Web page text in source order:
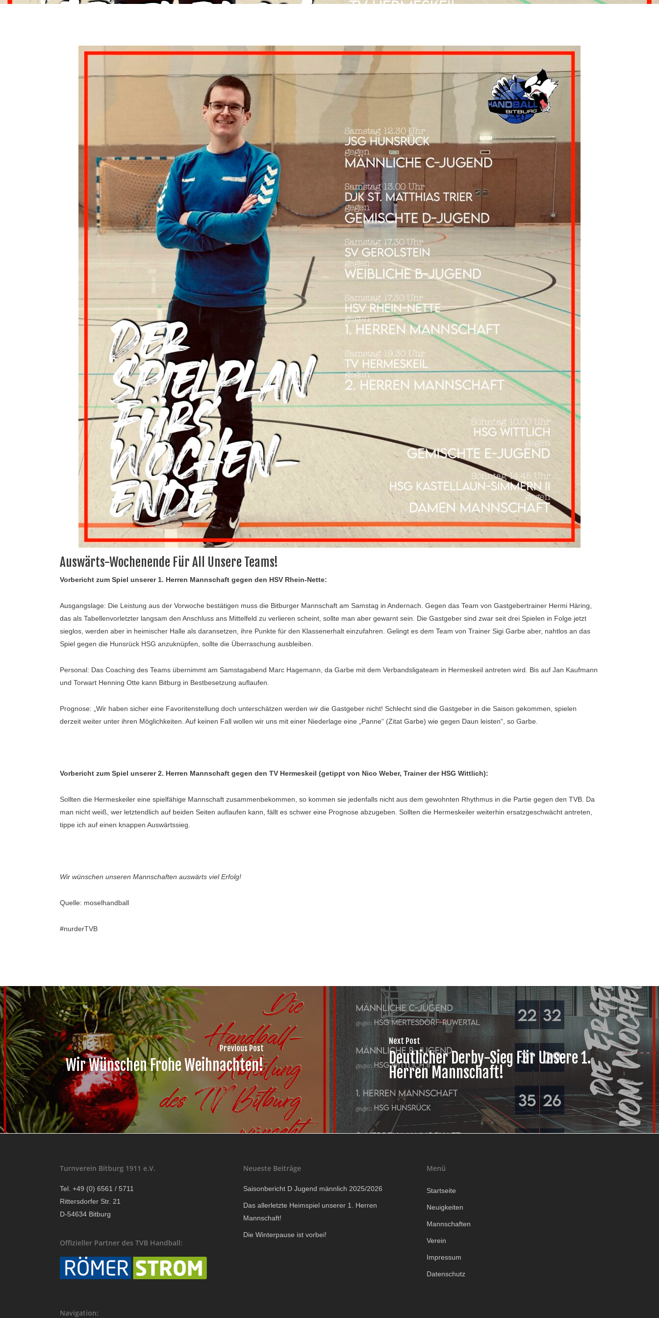
Auswärts-Wochenende Für All Unsere Teams!
Vorbericht zum Spiel unserer 1. Herren Mannschaft gegen den HSV Rhein-Nette:
Ausgangslage: Die Leistung aus der Vorwoche bestätigen muss die Bitburger Mannschaft am Samstag in Andernach. Gegen das Team von Gastgebertrainer Hermi Häring,
das als Tabellenvorletzter langsam den Anschluss ans Mittelfeld zu verlieren scheint, sollte man aber gewarnt sein. Die Gastgeber sind zwar seit drei Spielen in Folge jetzt
sieglos, werden aber in heimischer Halle als daransetzen, ihre Punkte für den Klassenerhalt einzufahren. Gelingt es dem Team von Trainer Sigi Garbe aber, nahtlos an das
Spiel gegen die Hunsrück HSG anzuknüpfen, sollte die Überraschung ausbleiben.
Personal: Das Coaching des Teams übernimmt am Samstagabend Marc Hagemann, da Garbe mit dem Verbandsligateam in Hermeskeil antreten wird. Bis auf Jan Kaufmann
und Torwart Henning Otte kann Bitburg in Bestbesetzung auflaufen.
Prognose: „Wir haben sicher eine Favoritenstellung doch unterschätzen werden wir die Gastgeber nicht! Schlecht sind die Gastgeber in die Saison gekommen, spielen
derzeit weiter unter ihren Möglichkeiten. Auf keinen Fall wollen wir uns mit einer Niederlage eine „Panne“ (Zitat Garbe) wie gegen Daun leisten“, so Garbe.
Vorbericht zum Spiel unserer 2. Herren Mannschaft gegen den TV Hermeskeil (getippt von Nico Weber, Trainer der HSG Wittlich):
Sollten die Hermeskeiler eine spielfähige Mannschaft zusammenbekommen, so kommen sie jedenfalls nicht aus dem gewohnten Rhythmus in die Partie gegen den TVB. Da
man nicht weiß, wer letztendlich auf beiden Seiten auflaufen kann, fällt es schwer eine Prognose abzugeben. Sollten die Hermeskeiler weiterhin ersatzgeschwächt antreten,
tippe ich auf einen knappen Auswärtssieg.
Wir wünschen unseren Mannschaften auswärts viel Erfolg!
Quelle: moselhandball
#nurderTVB
Previous Post
Wir Wünschen Frohe Weihnachten!
Next Post
Deutlicher Derby-Sieg Für Unsere 1.
Herren Mannschaft!
Turnverein Bitburg 1911 e.V.
Tel. +49 (0) 6561 / 5711
Rittersdorfer Str. 21
D-54634 Bitburg
Offizieller Partner des TVB Handball:
Navigation:
Neueste Beiträge
Saisonbericht D Jugend männlich 2025/2026
Das allerletzte Heimspiel unserer 1. Herren
Mannschaft!
Die Winterpause ist vorbei!
Menü
Startseite
Neuigkeiten
Mannschaften
Verein
Impressum
Datenschutz